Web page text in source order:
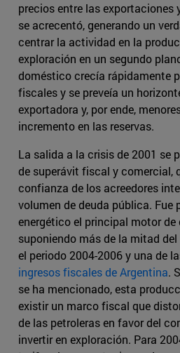
precios entre las
se acrecentó, generando un
centrar la actividad en la
exploración en un segundo
doméstico crecía rápidamente
fiscales y se preveía un
exportadora y, por ende,
incremento en las reservas.
La salida a la crisis de 2001 se
de superávit fiscal y comercial,
confianza de los acreedores
volumen de deuda pública. Fue
energético el principal motor de
suponiendo más de la mitad
el periodo 2004-2006 y una de
ingresos fiscales de Argentina.
se ha mencionado, esta
existir un marco fiscal que
de las petroleras en favor del
invertir en exploración. Para